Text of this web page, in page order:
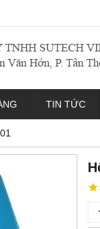
TIN TỨC